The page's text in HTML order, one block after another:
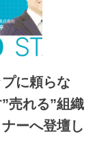
に頼らな
売れる”組織
ーへ登壇し